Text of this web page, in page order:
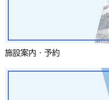
施設案内・予約